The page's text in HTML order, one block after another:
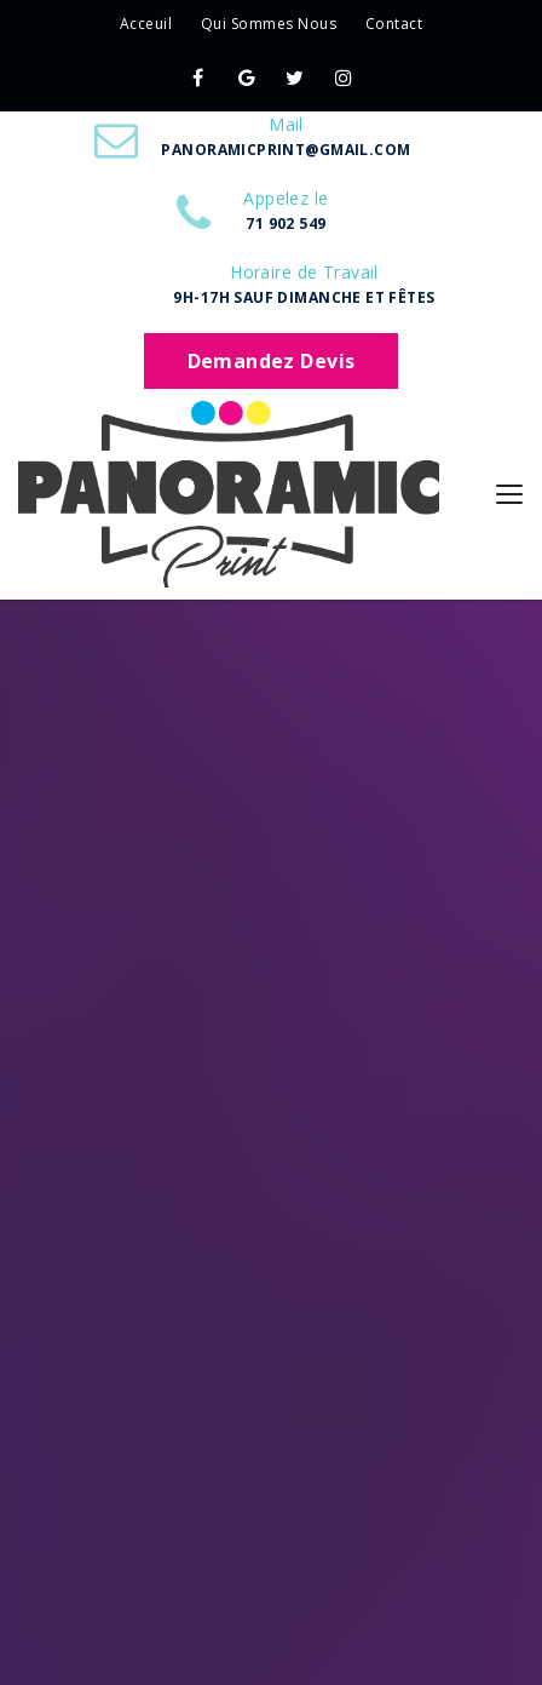
Acceuil Qui Sommes Nous Contact
Mail
PANORAMICPRINT@GMAIL.COM
Appelez le
71 902 549
Horaire de Travail
9H-17H SAUF DIMANCHE ET FÊTES
Demandez Devis